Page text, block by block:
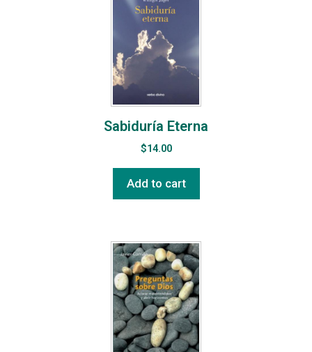
Sabiduría Eterna
$14.00
Add to cart